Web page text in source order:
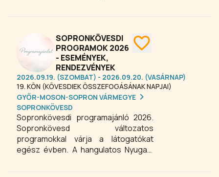
kedvező árakkal és alkalmi kulturális
település szívében, a sopronkövesdi
termelői piacon.
SOPRONKÖVESDI
PROGRAMOK 2026
- ESEMÉNYEK,
RENDEZVÉNYEK
2026.09.19. (SZOMBAT) - 2026.09.20. (VASÁRNAP)
19. KÖN (KÖVESDIEK ÖSSZEFOGÁSÁNAK NAPJAI)
GYŐR-MOSON-SOPRON VÁRMEGYE
SOPRONKÖVESD
Sopronkövesdi programajánló 2026.
Sopronkövesd változatos
programokkal várja a látogatókat
egész évben. A hangulatos Nyugat-
fekszik, ahol a szőlőhegyek, erdős